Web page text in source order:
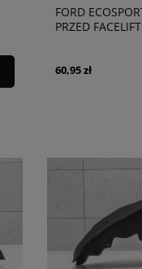
FORD
PRZED
60,95 zł